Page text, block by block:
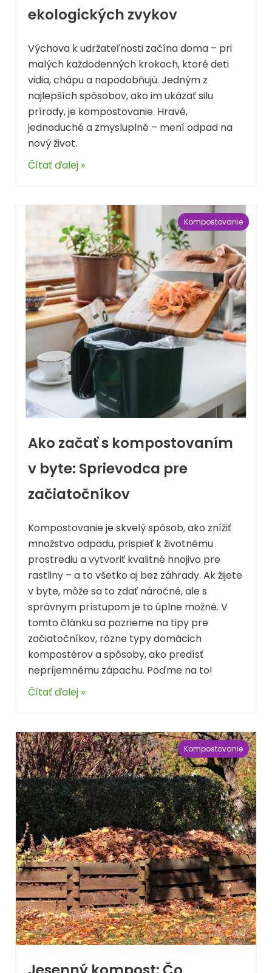
ekologických zvykov
Výchova k udržateľnosti začína doma – pri
malých každodenných krokoch, ktoré deti
vidia, chápu a napodobňujú. Jedným z
najlepších spôsobov, ako im ukázať silu
prírody, je kompostovanie. Hravé,
jednoduché a zmysluplné – mení odpad na
nový život.
Čítať ďalej »
Kompostovanie
Ako začať s kompostovaním
v byte: Sprievodca pre
začiatočníkov
Kompostovanie je skvelý spôsob, ako znížiť
množstvo odpadu, prispieť k životnému
prostrediu a vytvoriť kvalitné hnojivo pre
rastliny – a to všetko aj bez záhrady. Ak žijete
v byte, môže sa to zdať náročné, ale s
správnym prístupom je to úplne možné. V
tomto článku sa pozrieme na tipy pre
začiatočníkov, rôzne typy domácich
kompostérov a spôsoby, ako predísť
nepríjemnému zápachu. Poďme na to!
Čítať ďalej »
Kompostovanie